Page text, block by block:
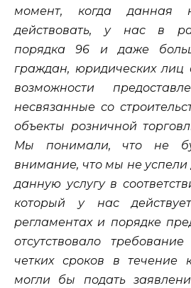
момент, когда данная
действовать, у нас в
порядка 96 и даже
граждан, юридических
возможности
несвязанные со
объекты розничной
Мы понимали, что не
внимание, что мы не успели
данную услугу в
который у нас
регламентах и порядке
отсутствовало
четких сроков в течение
могли бы подать